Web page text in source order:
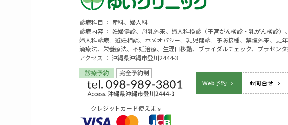
診療科目 ： 産科、婦人科
診療内容 ： 妊婦健診、母乳外来、婦人科検診（子宮がん検診・乳がん検診）
婦人科診療、避妊相談、ホメオパシー、乳児健診、予防接種、禁煙外来、更
滴療法、栄養療法、不妊治療、生理日移動、ブライダルチェック、プラセン
アクセス ： 沖縄県沖縄市登川2444-3
Web予約 お問合せ
クレジットカード使えます